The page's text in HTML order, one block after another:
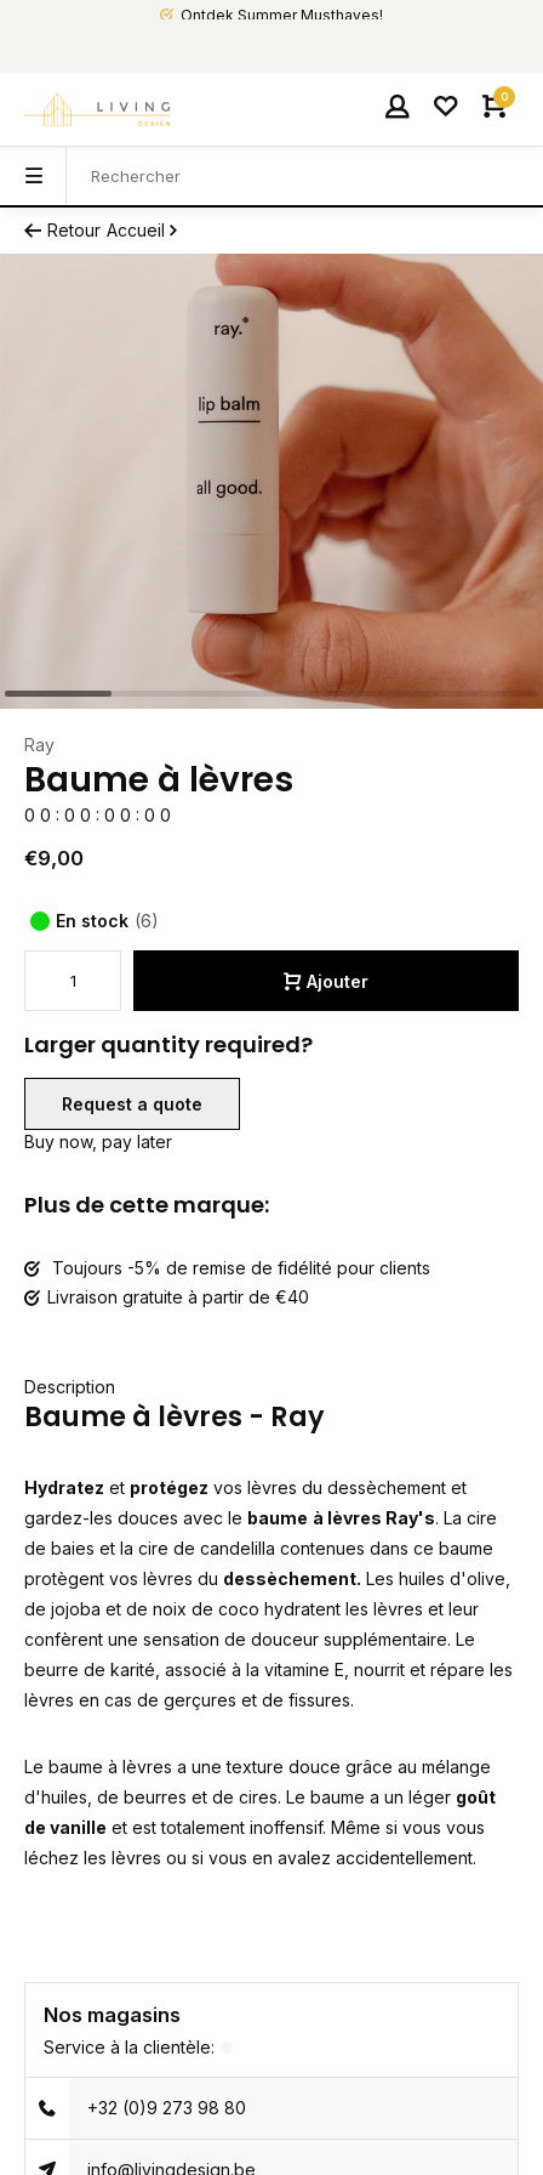
Ontdek Summer Musthaves!
0
Retour Accueil
Ray
Baume à lèvres
0 0 : 0 0 : 0 0 : 0 0
€9,00
En stock (6)
Ajouter
Larger quantity required?
Request a quote
Buy now, pay later
Plus de cette marque:
Toujours -5% de remise de fidélité pour clients
Livraison gratuite à partir de €40
Description
Baume à lèvres - Ray
Hydratez et protégez vos lèvres du dessèchement et
gardez-les douces avec le baume à lèvres Ray's. La cire
de baies et la cire de candelilla contenues dans ce baume
protègent vos lèvres du dessèchement. Les huiles d'olive,
de jojoba et de noix de coco hydratent les lèvres et leur
confèrent une sensation de douceur supplémentaire. Le
beurre de karité, associé à la vitamine E, nourrit et répare les
lèvres en cas de gerçures et de fissures.
Le baume à lèvres a une texture douce grâce au mélange
d'huiles, de beurres et de cires. Le baume a un léger goût
de vanille et est totalement inoffensif. Même si vous vous
léchez les lèvres ou si vous en avalez accidentellement.
Nos magasins
Service à la clientèle:
+32 (0)9 273 98 80
info@livingdesign.be